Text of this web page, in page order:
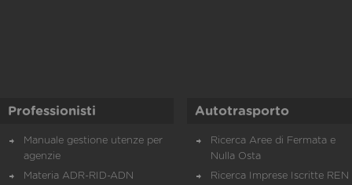
Professionisti
Manuale gestione utenze per
agenzie
Materia ADR-RID-ADN
Autotrasporto
Ricerca Aree di Fermata e
Nulla Osta
Ricerca Imprese Iscritte REN